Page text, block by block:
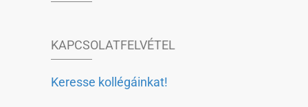
KAPCSOLATFELVÉTEL
Keresse kollégáinkat!